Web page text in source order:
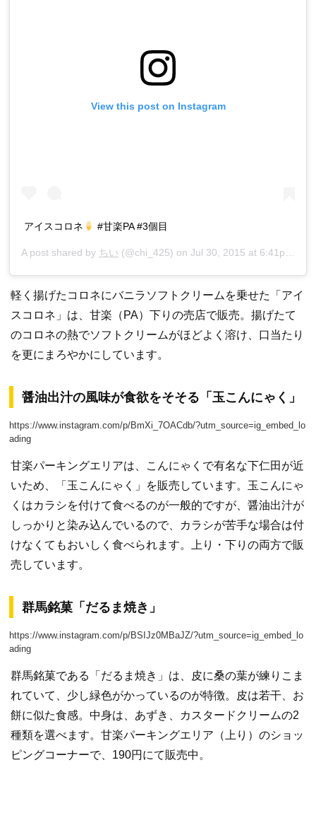
View this post on Instagram
アイスコロネ #甘楽PA #3個目
A post shared by ちい (@chi_425) on Jul 30, 2015 at 6:41pm PDT
軽く揚げたコロネにバニラソフトクリームを乗せた「アイ
スコロネ」は、甘楽（PA）下りの売店で販売。揚げたて
のコロネの熱でソフトクリームがほどよく溶け、口当たり
を更にまろやかにしています。
醤油出汁の風味が食欲をそそる「玉こんにゃく」
https://www.instagram.com/p/BmXi_7OACdb/?utm_source=ig_embed_lo
ading
甘楽パーキングエリアは、こんにゃくで有名な下仁田が近
いため、「玉こんにゃく」を販売しています。玉こんにゃ
くはカラシを付けて食べるのが一般的ですが、醤油出汁が
しっかりと染み込んでいるので、カラシが苦手な場合は付
けなくてもおいしく食べられます。上り・下りの両方で販
売しています。
群馬銘菓「だるま焼き」
https://www.instagram.com/p/BSIJz0MBaJZ/?utm_source=ig_embed_lo
ading
群馬銘菓である「だるま焼き」は、皮に桑の葉が練りこま
れていて、少し緑色がかっているのが特徴。皮は若干、お
餅に似た食感。中身は、あずき、カスタードクリームの2
種類を選べます。甘楽パーキングエリア（上り）のショッ
ピングコーナーで、190円にて販売中。